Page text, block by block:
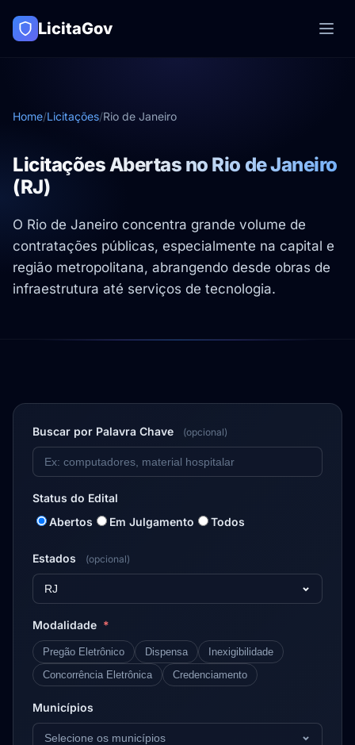
LicitaGov
Home/Licitações/Rio de Janeiro
Licitações Abertas no Rio de Janeiro
(RJ)
O Rio de Janeiro concentra grande volume de
contratações públicas, especialmente na capital e
região metropolitana, abrangendo desde obras de
infraestrutura até serviços de tecnologia.
Buscar por Palavra Chave (opcional)
Status do Edital
Abertos
Em Julgamento Todos
Estados (opcional)
RJ
Modalidade *
Pregão Eletrônico Dispensa
Inexigibilidade
Concorrência Eletrônica
Credenciamento
Municípios
Selecione os municípios